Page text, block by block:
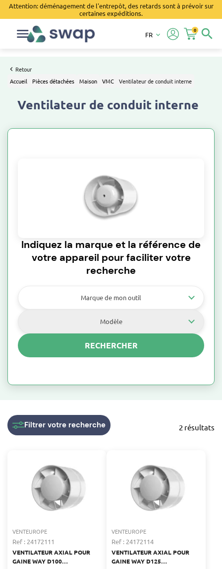
Attention: déménagement de l'entrepôt, des retards sont à prévoir sur
certaines expéditions.
search
0
FR keyboard_arrow_down
Retour
Accueil
Pièces détachées Maison VMC Ventilateur de conduit interne
Ventilateur de conduit interne
Indiquez la marque et la référence de
votre appareil pour faciliter votre
recherche
Marque de mon outil
Modèle
RECHERCHER
2 résultats
Filtrer votre recherche
VENTEUROPE
Ref : 24172111
VENTILATEUR AXIAL POUR
GAINE WAY D100
VENTEUROPE
Ref : 24172114
VENTILATEUR AXIAL POUR
GAINE WAY D125